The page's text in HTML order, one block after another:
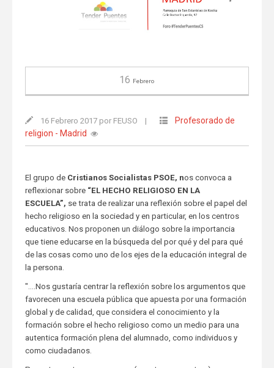
16 Febrero
16 Febrero 2017 por FEUSO |
Profesorado de
religion - Madrid
El grupo de Cristianos Socialistas PSOE, nos convoca a
reflexionar sobre “EL HECHO RELIGIOSO EN LA
ESCUELA”, se trata de realizar una reflexión sobre el papel del
hecho religioso en la sociedad y en particular, en los centros
educativos. Nos proponen un diálogo sobre la importancia
que tiene educarse en la búsqueda del por qué y del para qué
de las cosas como uno de los ejes de la educación integral de
la persona.
"....Nos gustaría centrar la reflexión sobre los argumentos que
favorecen una escuela pública que apuesta por una formación
global y de calidad, que considera el conocimiento y la
formación sobre el hecho religioso como un medio para una
autentica formación plena del alumnado, como individuos y
como ciudadanos.